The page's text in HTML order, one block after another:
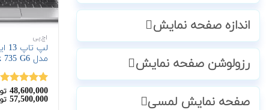
اندازه صفحه نمایش
رزولوشن صفحه نمایش
صفحه نمایش لمسی
اچ‌پی
مدل EliteBook 735 G6
نمره5.00
از 5
48,600,000
57,500,000